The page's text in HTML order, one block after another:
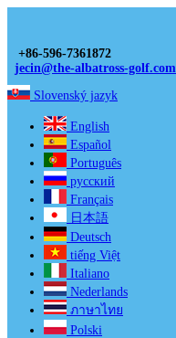
+86-596-7361872
jecin@the-albatross-golf.com
Slovenský jazyk
English
Español
Português
русский
Français
日本語
Deutsch
tiếng Việt
Italiano
Nederlands
ภาษาไทย
Polski